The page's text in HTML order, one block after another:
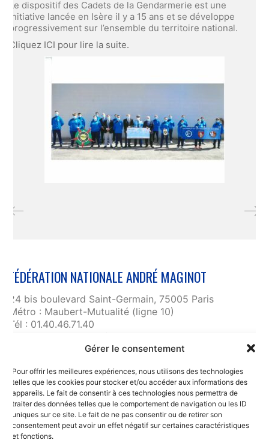
Gérer le consentement
Pour offrir les meilleures expériences, nous utilisons des technologies
telles que les cookies pour stocker et/ou accéder aux informations des
appareils. Le fait de consentir à ces technologies nous permettra de
traiter des données telles que le comportement de navigation ou les ID
uniques sur ce site. Le fait de ne pas consentir ou de retirer son
consentement peut avoir un effet négatif sur certaines caractéristiques
et fonctions.
Le dispositif des Cadets de la Gendarmerie est une
initiative lancée en Isère il y a 15 ans et se développe
progressivement sur l’ensemble du territoire national.
Cliquez ICI pour lire la suite.
FÉDÉRATION NATIONALE ANDRÉ MAGINOT
24 bis boulevard Saint-Germain, 75005 Paris
Métro : Maubert-Mutualité (ligne 10)
Tél : 01.40.46.71.40
fnam@maginot.asso.fr
Liens utiles
RGPD et confidentialité des données
Mentions légales